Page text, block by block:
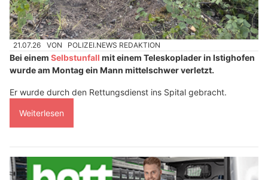
21.07.26 VON POLIZEI.NEWS REDAKTION
Bei einem Selbstunfall mit einem Teleskoplader in Istighofen
wurde am Montag ein Mann mittelschwer verletzt.
Er wurde durch den Rettungsdienst ins Spital gebracht.
Weiterlesen